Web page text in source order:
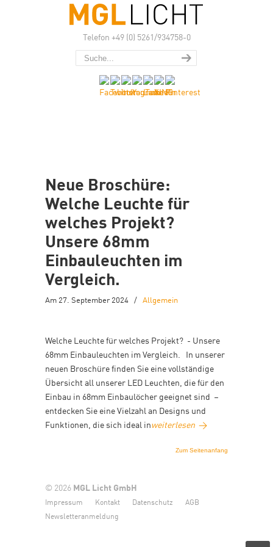
Telefon +49 (0) 5261/934758-0
Neue Broschüre:
Welche Leuchte für
welches Projekt?
Unsere 68mm
Einbauleuchten im
Vergleich.
Am 27. September 2024 / Allgemein
Welche Leuchte für welches Projekt? - Unsere
68mm Einbauleuchten im Vergleich. In unserer
neuen Broschüre finden Sie eine vollständige
Übersicht all unserer LED Leuchten, die für den
Einbau in 68mm Einbaulöcher geeignet sind –
entdecken Sie eine Vielzahl an Designs und
Funktionen, die sich ideal inweiterlesen →
Zum Seitenanfang
© 2026 MGL Licht GmbH
Impressum Kontakt Datenschutz
AGB
Newsletteranmeldung